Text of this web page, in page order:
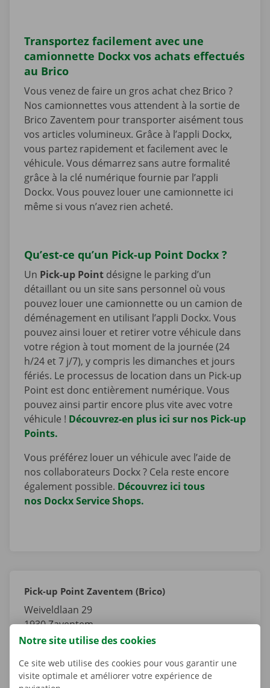
Transportez facilement avec une
camionnette Dockx vos achats effectués
au Brico
Vous venez de faire un gros achat chez Brico ?
Nos camionnettes vous attendent à la sortie de
Brico Zaventem pour transporter aisément tous
vos articles volumineux. Grâce à l’appli Dockx,
vous partez rapidement et facilement avec le
véhicule. Vous démarrez sans autre formalité
grâce à la clé numérique fournie par l’appli
Dockx. Vous pouvez louer une camionnette ici
même si vous n’avez rien acheté.
Qu’est-ce qu’un Pick-up Point Dockx ?
Un Pick-up Point désigne le parking d’un
détaillant ou un site sans personnel où vous
pouvez louer une camionnette ou un camion de
déménagement en utilisant l’appli Dockx. Vous
pouvez ainsi louer et retirer votre véhicule dans
votre région à tout moment de la journée (24
h/24 et 7 j/7), y compris les dimanches et jours
fériés. Le processus de location dans un Pick-up
Point est donc entièrement numérique. Vous
pouvez ainsi partir encore plus vite avec votre
véhicule ! Découvrez-en plus ici sur nos Pick-up
Points.
Vous préférez louer un véhicule avec l’aide de
nos collaborateurs Dockx ? Cela reste encore
également possible. Découvrez ici tous
nos Dockx Service Shops.
Pick-up Point Zaventem (Brico)
Weiveldlaan 29
1930Zaventem
Brabant Flamand
Notre site utilise des cookies
Ce site web utilise des cookies pour vous garantir une
visite optimale et améliorer votre expérience de